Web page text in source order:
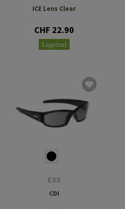
ICE Lens Clear
CHF 22.90
Lagernd
ESS
CDI